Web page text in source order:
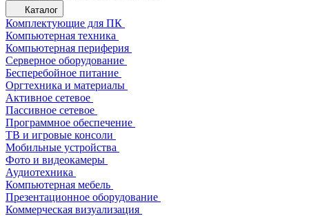
Каталог
Комплектующие для ПК
Компьютерная техника
Компьютерная периферия
Серверное оборудование
Бесперебойное питание
Оргтехника и материалы
Активное сетевое
Пассивное сетевое
Программное обеспечение
ТВ и игровые консоли
Мобильные устройства
Фото и видеокамеры
Аудиотехника
Компьютерная мебель
Презентационное оборудование
Коммерческая визуализация